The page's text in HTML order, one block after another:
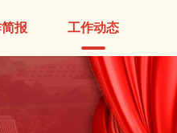
报 工作动态